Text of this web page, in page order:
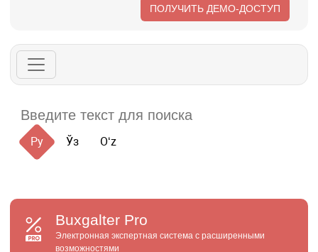
ПОЛУЧИТЬ ДЕМО-ДОСТУП
Ру Ўз Oʻz
Buxgalter Pro
Электронная экспертная система с расширенными
возможностями